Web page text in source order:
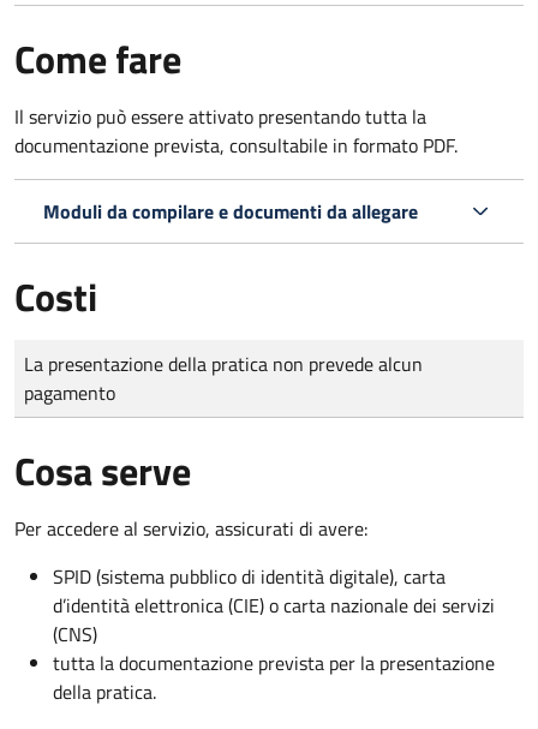
Come fare
Il servizio può essere attivato presentando tutta la
documentazione prevista, consultabile in formato PDF.
Moduli da compilare e documenti da allegare
Costi
Tipo di pagamento
Importo
La presentazione della pratica non prevede alcun
pagamento
Cosa serve
Per accedere al servizio, assicurati di avere:
SPID (sistema pubblico di identità digitale), carta
d’identità elettronica (CIE) o carta nazionale dei servizi
(CNS)
tutta la documentazione prevista per la presentazione
della pratica.